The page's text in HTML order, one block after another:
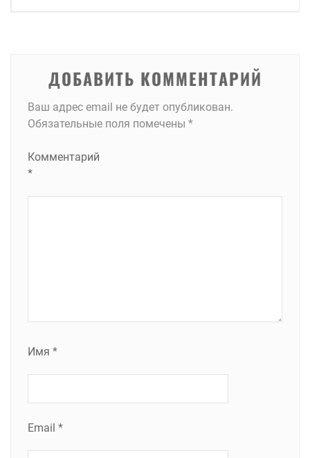
ДОБАВИТЬ КОММЕНТАРИЙ
Ваш адрес email не будет опубликован.
Обязательные поля помечены *
Комментарий
*
Имя *
Email *